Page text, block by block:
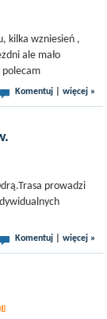
kilka wzniesień ,
ale mało
polecam
Komentuj więcej »
prowadzi
Komentuj więcej »